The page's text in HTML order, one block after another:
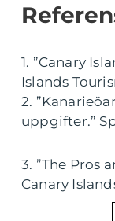
1. ”Canary
Islands
2.
uppgifter.”
3. ”The Pros
Canary